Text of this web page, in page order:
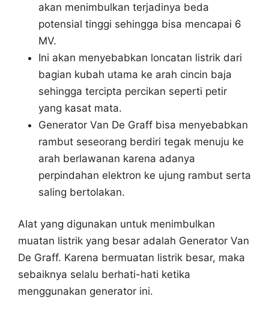
akan menimbulkan terjadinya beda
potensial tinggi sehingga bisa mencapai 6
MV.
Ini akan menyebabkan loncatan listrik dari
bagian kubah utama ke arah cincin baja
sehingga tercipta percikan seperti petir
yang kasat mata.
Generator Van De Graff bisa menyebabkan
rambut seseorang berdiri tegak menuju ke
arah berlawanan karena adanya
perpindahan elektron ke ujung rambut serta
saling bertolakan.
Alat yang digunakan untuk menimbulkan
muatan listrik yang besar adalah Generator Van
De Graff. Karena bermuatan listrik besar, maka
sebaiknya selalu berhati-hati ketika
menggunakan generator ini.